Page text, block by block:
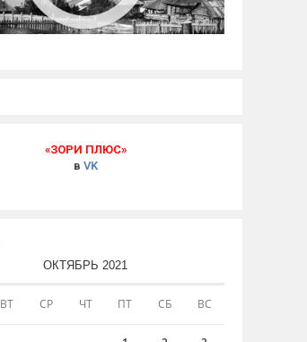
«ЗОРИ ПЛЮС»
в VK
ОКТЯБРЬ 2021
ВТ СР ЧТ ПТ СБ ВС